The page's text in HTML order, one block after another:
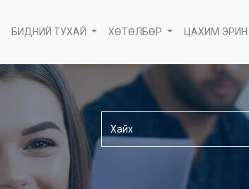
БИДНИЙ ТУХАЙ ХӨТӨЛБӨР ЦАХИМ ЭРИН